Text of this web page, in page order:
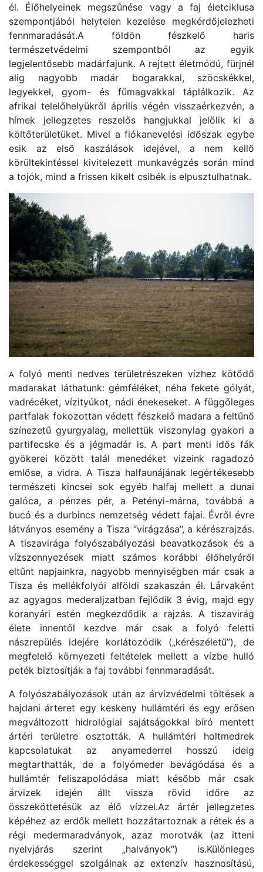
él. Élőhelyeinek megszűnése vagy a faj életciklusa
szempontjából helytelen kezelése megkérdőjelezheti
fennmaradását.A földön fészkelő haris
természetvédelmi szempontból az egyik
legjelentősebb madárfajunk. A rejtett életmódú, fürjnél
alig nagyobb madár bogarakkal, szöcskékkel,
legyekkel, gyom- és fűmagvakkal táplálkozik. Az
afrikai telelőhelyükről április végén visszaérkezvén, a
hímek jellegzetes reszelős hangjukkal jelölik ki a
költőterületüket. Mivel a fiókanevelési időszak egybe
esik az első kaszálások idejével, a nem kellő
körültekintéssel kivitelezett munkavégzés során mind
a tojók, mind a frissen kikelt csibék is elpusztulhatnak.
A folyó menti nedves területrészeken vízhez kötődő
madarakat láthatunk: gémféléket, néha fekete gólyát,
vadrécéket, vízityúkot, nádi énekeseket. A függőleges
partfalak fokozottan védett fészkelő madara a feltűnő
színezetű gyurgyalag, mellettük viszonylag gyakori a
partifecske és a jégmadár is. A part menti idős fák
gyökerei között talál menedéket vizeink ragadozó
emlőse, a vidra. A Tisza halfaunájának legértékesebb
természeti kincsei sok egyéb halfaj mellett a dunai
galóca, a pénzes pér, a Petényi-márna, továbbá a
bucó és a durbincs nemzetség védett fajai. Évről évre
látványos esemény a Tisza “virágzása”, a kérészrajzás.
A tiszavirága folyószabályozási beavatkozások és a
vízszennye­zések miatt számos korábbi élőhelyéről
eltűnt napjainkra, nagyobb mennyiségben már csak a
Tisza és mellékfolyói alföldi szakaszán él. Lárvaként
az agyagos mederaljzatban fejlődik 3 évig, majd egy
koranyári estén megkezdődik a rajzás. A tiszavirág
élete innentől kezdve már csak a folyó feletti
nászrepülés idejére korlátozódik („kérészéletű”), de
megfelelő környezeti feltételek mellett a vízbe hulló
peték biztosítják a faj további fennmaradását.
A folyószabályozások után az árvízvédelmi töltések a
hajdani árteret egy keskeny hullámtéri és egy erősen
megváltozott hidrológiai sajátságokkal bíró mentett
ártéri területre osztották. A hullámtéri holtmedrek
kapcsolatukat az anyamederrel hosszú ideig
megtarthatták, de a folyómeder bevágódása és a
hullámtér feliszapolódása miatt később már csak
árvizek idején állt vissza rövid időre az
összeköttetésük az élő vízzel.Az ártér jellegzetes
képéhez az erdők mellett hozzátartoznak a rétek és a
régi medermaradványok, azaz morotvák (az itteni
nyelvjárás szerint „halványok”) is.Különleges
érdekességgel szolgálnak az extenzív hasznosítású,